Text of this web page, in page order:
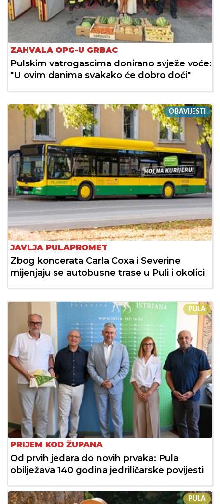
ZAHVALA OPG-U GRBAC
Pulskim vatrogascima donirano svježe voće:
"U ovim danima svakako će dobro doći"
OBAVIJESTI
JAVLJA PULAPROMET
Zbog koncerata Carla Coxa i Severine
mijenjaju se autobusne trase u Puli i okolici
PULA
PRIJEM KOD ŽUPANA
Od prvih jedara do novih prvaka: Pula
obilježava 140 godina jedriličarske povijesti
PULA